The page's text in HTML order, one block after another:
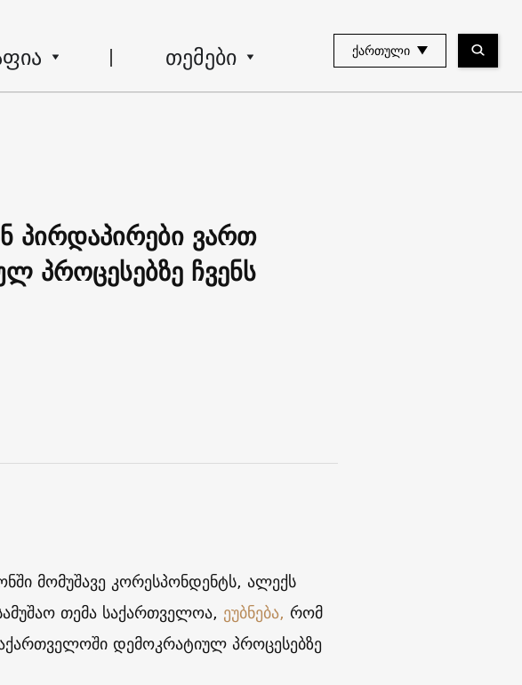
თემები ᲥᲐᲠᲗᲣᲚᲘ
პირდაპირები ვართ
პროცესებზე ჩვენს
მომუშავე კორესპონდენტს, ალექს
თემა საქართველოა, ეუბნება, რომ
დემოკრატიულ პროცესებზე